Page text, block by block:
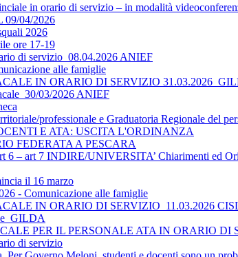
in orario di servizio – in modalità
04/2026
2026
ore 17-19
di servizio_08.04.2026 ANIEF
alle famiglie
IN ORARIO DI SERVIZIO
03/2026 ANIEF
professionale e Graduatoria Regionale del
E ATA: USCITA L'ORDINANZA
FEDERATA A PESCARA
– art 7 INDIRE/UNIVERSITA’ Chiarimenti ed
il 16 marzo
- Comunicazione alle famiglie
IN ORARIO DI SERVIZIO_11.03.2026
PER IL PERSONALE ATA IN ORARIO DI
di servizio